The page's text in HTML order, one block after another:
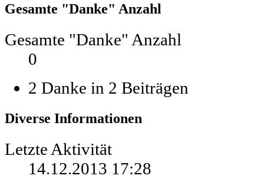
Gesamte "Danke" Anzahl
Gesamte "Danke" Anzahl
0
2 Danke in 2 Beiträgen
Diverse Informationen
Letzte Aktivität
14.12.2013 17:28